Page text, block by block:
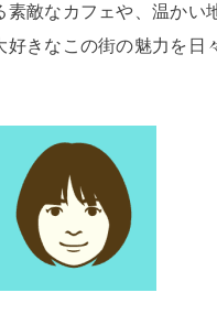
素敵なカフェや、温かい
好きなこの街の魅力を日